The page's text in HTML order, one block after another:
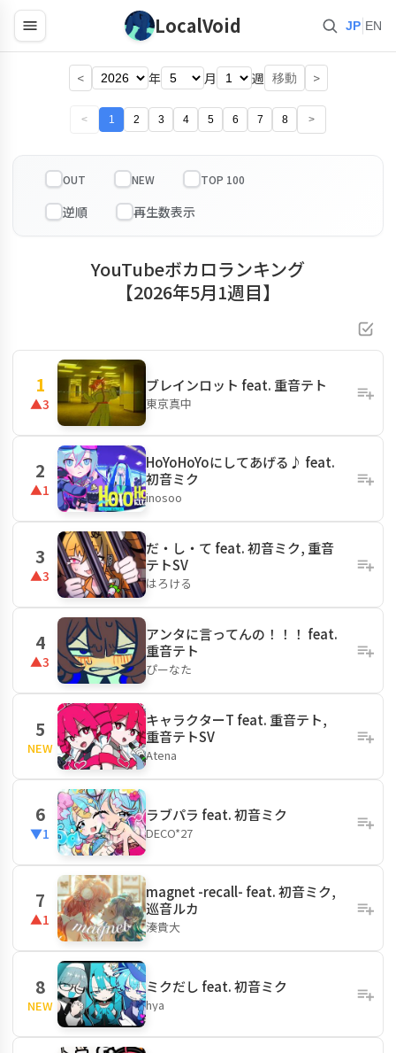
LocalVoid JP EN
< 年 月 週 移動 >
< 1 2 3 4 5 6 7 8 >
OUT NEW TOP 100
YouTubeボカロランキング
【2026年5月1週目】
1
▲3
ブレインロット feat. 重音テト
東京真中
2
▲1
HoYoHoYoにしてあげる♪ feat.
初音ミク
inosoo
3
▲3
だ・し・て feat. 初音ミク, 重音
テトSV
はろける
4
▲3
アンタに言ってんの！！！ feat.
重音テト
ぴーなた
5
NEW
キャラクターT feat. 重音テト,
重音テトSV
Atena
6
▼1
ラブパラ feat. 初音ミク
DECO*27
7
▲1
magnet -recall- feat. 初音ミク,
巡音ルカ
湊貴大
8
NEW
ミクだし feat. 初音ミク
hya